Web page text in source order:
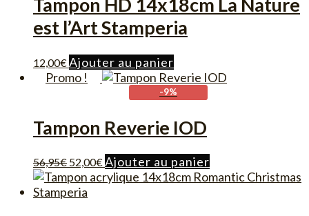
Tampon HD 14x18cm La Nature
est l’Art Stamperia
12,00€ Ajouter au panier
Promo !
-9%
Tampon Reverie IOD
56,95€ Le
prix
initial
était :
52,00€ Le
prix
actuel
Ajouter au panier